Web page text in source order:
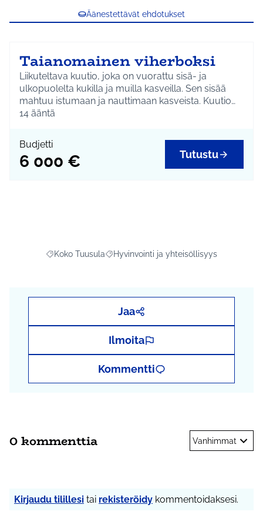
Äänestettävät ehdotukset
Taianomainen viherboksi
Liikuteltava kuutio, joka on vuorattu sisä- ja
ulkopuolelta kukilla ja muilla kasveilla. Sen sisää
mahtuu istumaan ja nauttimaan kasveista. Kuutio
sijoitetaan vilkkaaseen paikkaan.
14 ääntä
Budjetti
6 000 € Tutustu
Rajaa tulokset aihepiirin mukaan: Koko Tuusula
Koko Tuusula Rajaa tulokset teeman mukaan:
Hyvinvointi ja yhteisöllisyys
Jaa
Ilmoita
Kommentti
0 kommenttia Vanhimmat
Kirjaudu tilillesi tai rekisteröidy kommentoidaksesi.